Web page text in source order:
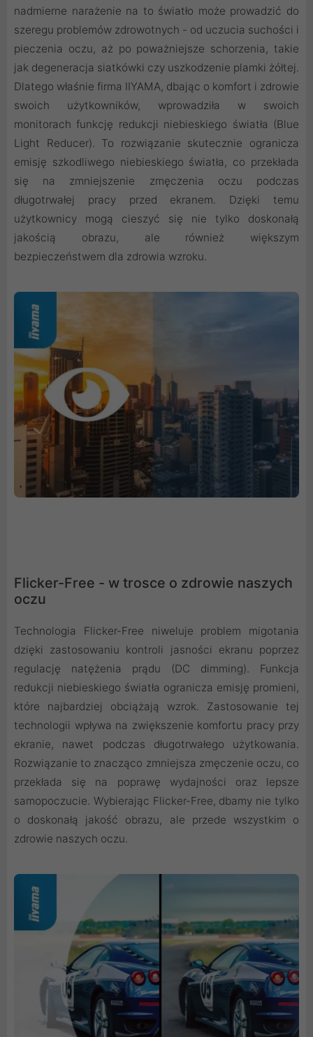
nadmierne narażenie na to światło może prowadzić do
szeregu problemów zdrowotnych - od uczucia suchości i
pieczenia oczu, aż po poważniejsze schorzenia, takie
jak degeneracja siatkówki czy uszkodzenie plamki żółtej.
Dlatego właśnie firma IIYAMA, dbając o komfort i zdrowie
swoich użytkowników, wprowadziła w swoich
monitorach funkcję redukcji niebieskiego światła (Blue
Light Reducer). To rozwiązanie skutecznie ogranicza
emisję szkodliwego niebieskiego światła, co przekłada
się na zmniejszenie zmęczenia oczu podczas
długotrwałej pracy przed ekranem. Dzięki temu
użytkownicy mogą cieszyć się nie tylko doskonałą
jakością obrazu, ale również większym
bezpieczeństwem dla zdrowia wzroku.
Flicker-Free - w trosce o zdrowie naszych
oczu
Technologia Flicker-Free niweluje problem migotania
dzięki zastosowaniu kontroli jasności ekranu poprzez
regulację natężenia prądu (DC dimming). Funkcja
redukcji niebieskiego światła ogranicza emisję promieni,
które najbardziej obciążają wzrok. Zastosowanie tej
technologii wpływa na zwiększenie komfortu pracy przy
ekranie, nawet podczas długotrwałego użytkowania.
Rozwiązanie to znacząco zmniejsza zmęczenie oczu, co
przekłada się na poprawę wydajności oraz lepsze
samopoczucie. Wybierając Flicker-Free, dbamy nie tylko
o doskonałą jakość obrazu, ale przede wszystkim o
zdrowie naszych oczu.